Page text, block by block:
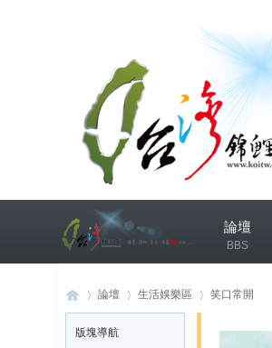
論壇
BBS
錦鯉協
論壇 生活娛樂區 笑口常開
版塊導航